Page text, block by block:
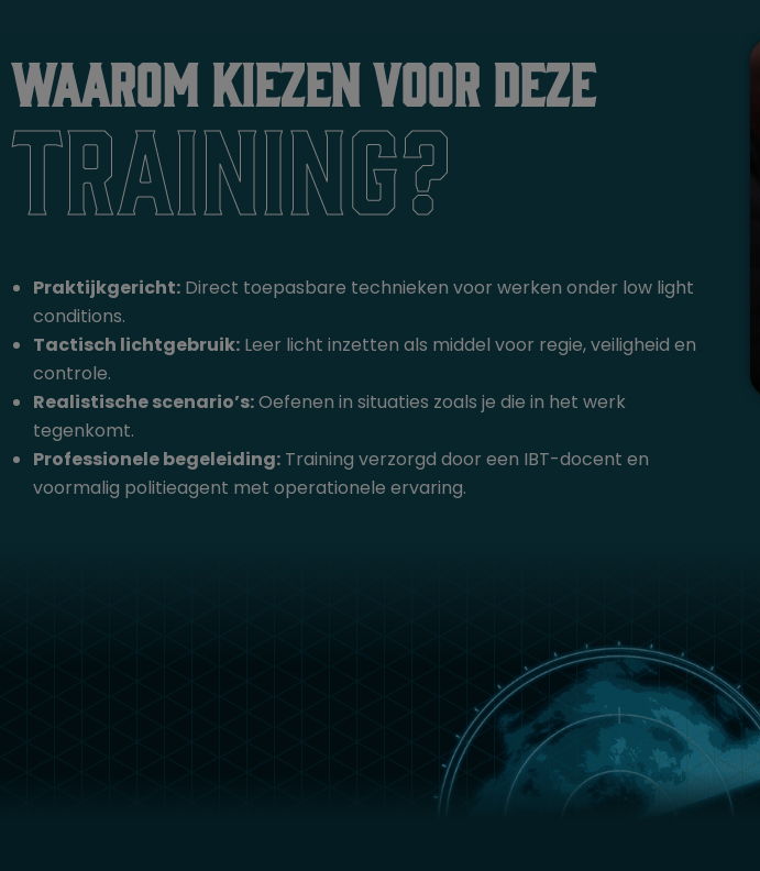
Waarom kiezen voor deze
training?
Praktijkgericht: Direct toepasbare technieken voor werken onder low light
conditions.
Tactisch lichtgebruik: Leer licht inzetten als middel voor regie, veiligheid en
controle.
Realistische scenario’s:Oefenen in situaties zoals je die in het werk
tegenkomt.
Professionele begeleiding: Training verzorgd door een IBT-docent en
voormalig politieagent met operationele ervaring.